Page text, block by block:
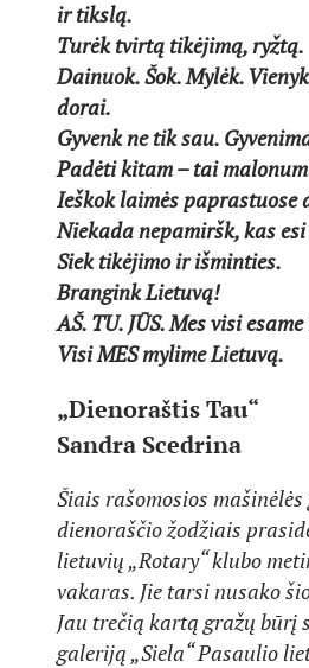
ir tikslą.
Turėk tvirtą tikėjimą, ryžtą.
Dainuok. Šok. Mylėk.
dorai.
Gyvenk ne tik sau.
Padėti kitam – tai
Ieškok laimės paprastuose
Niekada nepamiršk, kas
Siek tikėjimo ir išminties.
Brangink Lietuvą!
AŠ. TU. JŪS. Mes visi
Visi MES mylime Lietuvą.
„Dienoraštis Tau“
Sandra Scedrina
Šiais rašomosios
dienoraščio žodžiais
lietuvių „Rotary“ klubo
vakaras. Jie tarsi nusako
Jau trečią kartą gražų būrį
galeriją „Siela“ Pasaulio